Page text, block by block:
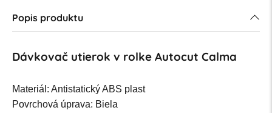
Popis produktu
Dávkovač utierok v rolke Autocut Calma
Materiál: Antistatický ABS plast
Povrchová úprava: Biela